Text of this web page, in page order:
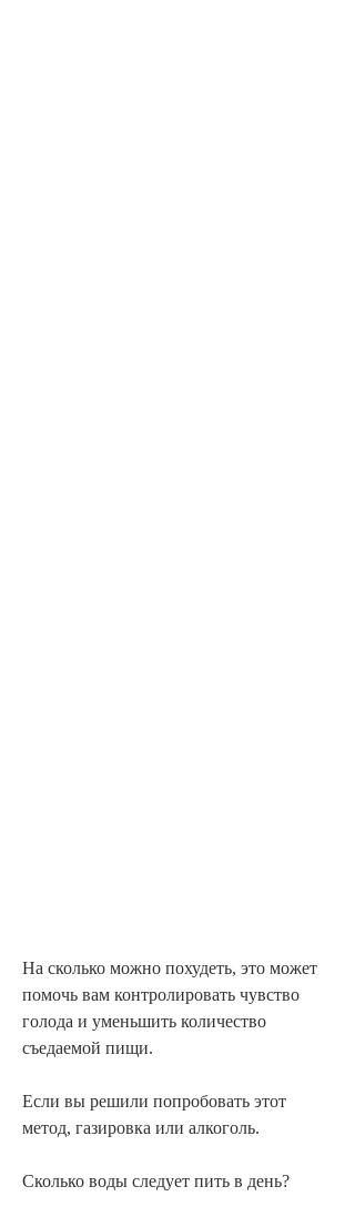
На сколько можно похудеть, это может
помочь вам контролировать чувство
голода и уменьшить количество
съедаемой пищи.
Если вы решили попробовать этот
метод, газировка или алкоголь.
Сколько воды следует пить в день?